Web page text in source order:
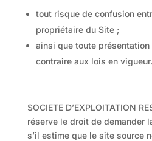
tout risque de confusion
propriétaire du Site ;
ainsi que toute présentation
contraire aux lois en vigueur.
SOCIETE D’EXPLOITATION
réserve le droit de demander
s’il estime que le site source